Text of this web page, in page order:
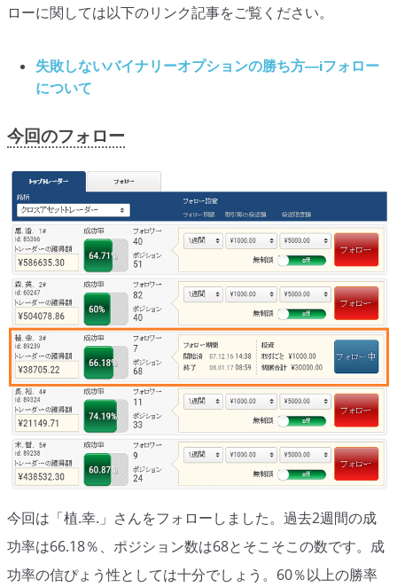
トレンドを見極める
トレンド順張りで勝つ方法
逆張りと相場変動のしくみ
シグナルはダマシに注意
負けそうなときは損切り
攻略法まとめ
ローソク足チャート
移動平均線
トレンド順張り
MACD
RSI
ボリンジャーバンド
ストラテジーアドバイザー
スポットフォロー
トレーダーズ・チョイス
ローに関しては以下のリンク記事をご覧ください。
失敗しないバイナリーオプションの勝ち方―iフォロー
について
今回のフォロー
今回は「植.幸.」さんをフォローしました。過去2週間の成
功率は66.18％、ポジション数は68とそこそこの数です。成
功率の信ぴょう性としては十分でしょう。60％以上の勝率